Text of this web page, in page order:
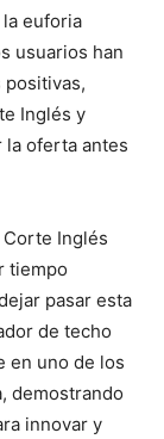
euforia
usuarios han
Inglés y
la oferta antes
Inglés
tiempo
pasar esta
de techo
en uno de los
demostrando
innovar y